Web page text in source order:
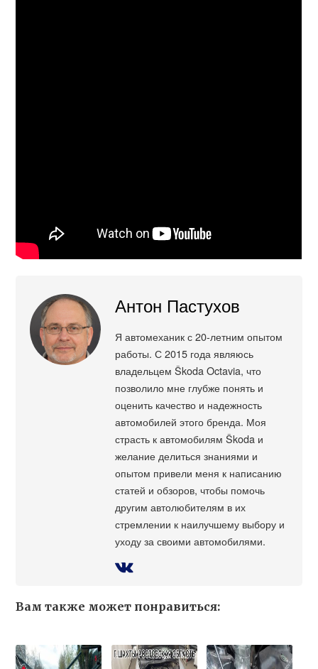
Антон Пастухов
Я автомеханик с 20-летним опытом
работы. С 2015 года являюсь
владельцем Škoda Octavia, что
позволило мне глубже понять и
оценить качество и надежность
автомобилей этого бренда. Моя
страсть к автомобилям Škoda и
желание делиться знаниями и
опытом привели меня к написанию
статей и обзоров, чтобы помочь
другим автолюбителям в их
стремлении к наилучшему выбору и
уходу за своими автомобилями.
Вам также может понравиться: